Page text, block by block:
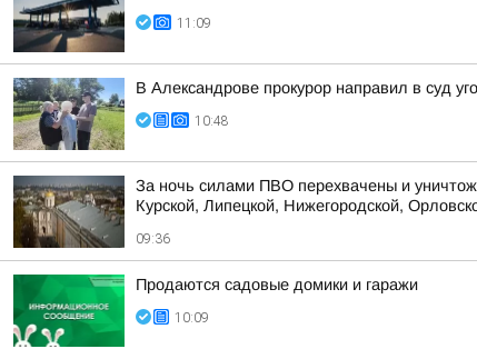
11:09
В Александрове прокурор направил в суд
10:48
За ночь силами ПВО перехвачены и
Курской, Липецкой, Нижегородской,
09:36
Продаются садовые домики и гаражи
10:09